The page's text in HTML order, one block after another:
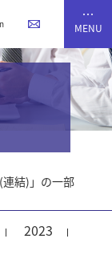
連結)」の一部
2023